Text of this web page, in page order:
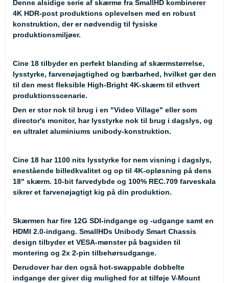
Denne alsidige serie af skærme fra SmallHD kombinerer
4K HDR-post produktions oplevelsen med en robust
konstruktion, der er nødvendig til fysiske
produktionsmiljøer.
Cine 18 tilbyder en perfekt blanding af skærmstørrelse,
lysstyrke, farvenøjagtighed og bærbarhed, hvilket gør den
til den mest fleksible High-Bright 4K-skærm til ethvert
produktionsscenarie.
Den er stor nok til brug i en "Video Village" eller som
director's monitor, har lysstyrke nok til brug i dagslys, og
en ultralet aluminiums unibody-konstruktion.
Cine 18 har 1100 nits lysstyrke for nem visning i dagslys,
enestående billedkvalitet og op til 4K-opløsning på dens
18" skærm. 10-bit farvedybde og 100% REC.709 farveskala
sikrer et farvenøjagtigt kig på din produktion.
Skærmen har fire 12G SDI-indgange og -udgange samt en
HDMI 2.0-indgang. SmallHDs Unibody Smart Chassis
design tilbyder et VESA-mønster på bagsiden til
montering og 2x 2-pin tilbehørsudgange.
Derudover har den også hot-swappable dobbelte
indgange der giver dig mulighed for at tilføje V-Mount